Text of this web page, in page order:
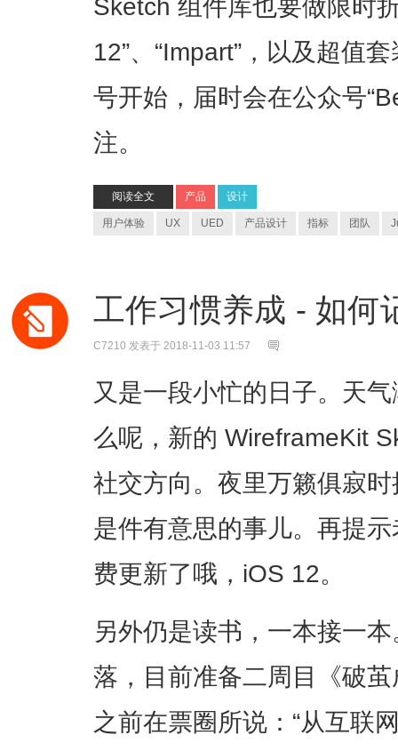
Sketch 组件库也要做限时
12”、“Impart”，以及超值
号开始，届时会在公众号
注。
阅读全文 产品 设计
用户体验 UX UED 产品设计 指标 团队
工作习惯养成 - 如何
C7210 发表于 2018-11-03 11:57
又是一段小忙的日子。天
么呢，新的 WireframeKit
社交方向。夜里万籁俱寂
是件有意思的事儿。再提
费更新了哦，iOS 12。
另外仍是读书，一本接一
落，目前准备二周目《破
之前在票圈所说：“从互联